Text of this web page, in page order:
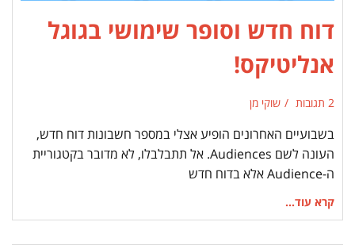
דוח חדש וסופר שימושי בגוגל
אנליטיקס!
2 תגובות שוקי מן
בשבועיים האחרונים הופיע אצלי במספר חשבונות דוח חדש,
העונה לשם Audiences. אל תתבלבלו, לא מדובר בקטגוריית
ה-Audience אלא בדוח חדש
קרא עוד...